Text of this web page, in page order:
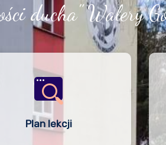
ducha" Walery
Plan lekcji